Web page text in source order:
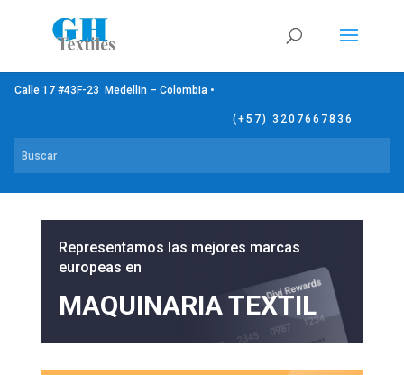
Calle 17 #43F-23 Medellin – Colombia •
(+57) 3207667836
Representamos las mejores marcas
europeas en
MAQUINARIA TEXTIL